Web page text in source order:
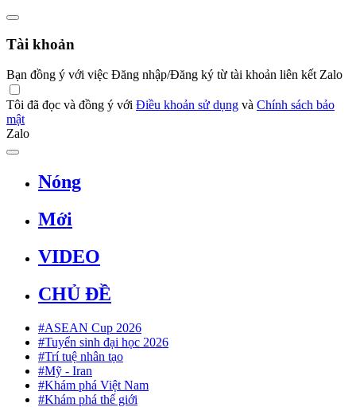
Tài khoản
Bạn đồng ý với việc Đăng nhập/Đăng ký từ tài khoản liên kết Zalo
Tôi đã đọc và đồng ý với Điều khoản sử dụng và Chính sách bảo
mật
Zalo
Nóng
Mới
VIDEO
CHỦ ĐỀ
#ASEAN Cup 2026
#Tuyển sinh đại học 2026
#Trí tuệ nhân tạo
#Mỹ - Iran
#Khám phá Việt Nam
#Khám phá thế giới